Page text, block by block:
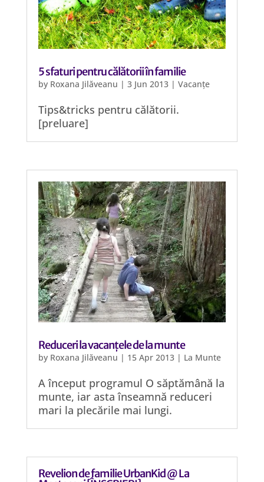
5 sfaturi pentru călătorii în familie
by Roxana Jilăveanu | 3 Jun 2013| Vacanțe
Tips&tricks pentru călătorii.
[preluare]
Reduceri la vacanțele de la munte
by Roxana Jilăveanu | 15 Apr 2013| La Munte
A început programul O săptămână la
munte, iar asta înseamnă reduceri
mari la plecările mai lungi.
Revelion de familie UrbanKid @ La